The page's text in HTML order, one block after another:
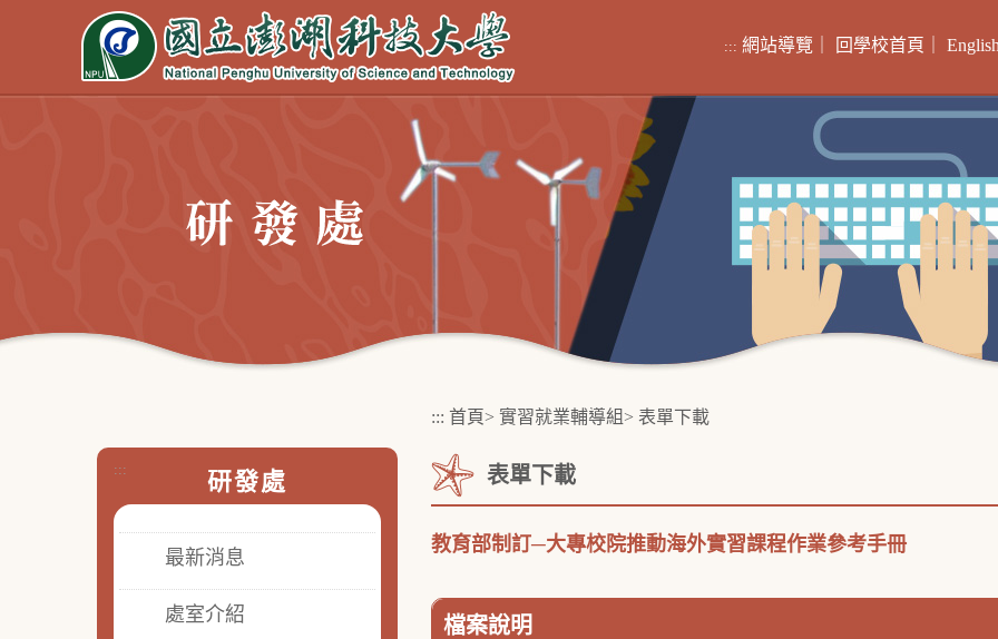
::: 網站導覽 回學校首頁
::: 研發處
最新消息
處室介紹
::: 首頁> 實習就業輔導組 > 表單下載
表單下載
教育部制訂─大專校院推動海外實習課程作業參考手冊
檔案說明